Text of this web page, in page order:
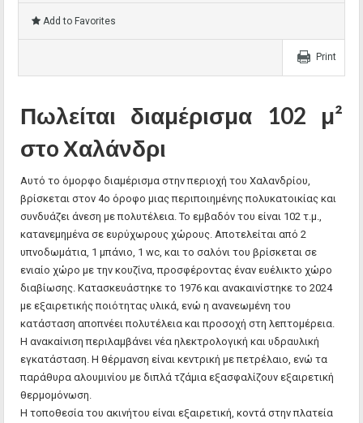
Add to Favorites
Print
Πωλείται διαμέρισμα 102 μ²
στo Χαλάνδρι
Αυτό το όμορφο διαμέρισμα στην περιοχή του Χαλανδρίου,
βρίσκεται στον 4ο όροφο μιας περιποιημένης πολυκατοικίας και
συνδυάζει άνεση με πολυτέλεια. Το εμβαδόν του είναι 102 τ.μ.,
κατανεμημένα σε ευρύχωρους χώρους. Αποτελείται από 2
υπνοδωμάτια, 1 μπάνιο, 1 wc, και το σαλόνι του βρίσκεται σε
ενιαίο χώρο με την κουζίνα, προσφέροντας έναν ευέλικτο χώρο
διαβίωσης. Κατασκευάστηκε το 1976 και ανακαινίστηκε το 2024
με εξαιρετικής ποιότητας υλικά, ενώ η ανανεωμένη του
κατάσταση αποπνέει πολυτέλεια και προσοχή στη λεπτομέρεια.
Η ανακαίνιση περιλαμβάνει νέα ηλεκτρολογική και υδραυλική
εγκατάσταση. Η θέρμανση είναι κεντρική με πετρέλαιο, ενώ τα
παράθυρα αλουμινίου με διπλά τζάμια εξασφαλίζουν εξαιρετική
θερμομόνωση.
Η τοποθεσία του ακινήτου είναι εξαιρετική, κοντά στην πλατεία